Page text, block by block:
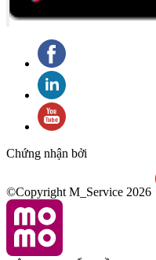
Chứng nhận bởi
©Copyright M_Service 2026